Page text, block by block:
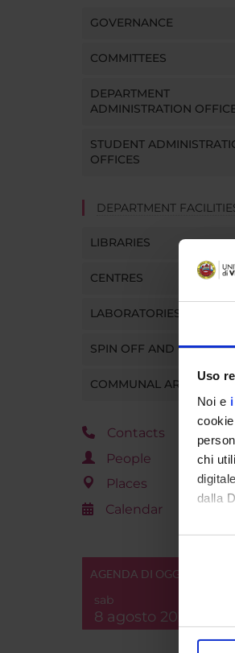
Uso
Noi e
chi
dalla
Con il
consenso
GOVERNANCE
COMMITTEES
DEPARTMENT
ADMINISTRATION
STUDENT
OFFICES
DEPARTMENT
LIBRARIES
CENTRES
LABORATORIES
SPIN OFF AND
COMMUNAL AREA
Contacts
People
Places
Calendar
AGENDA DI OGGI
sab
8 agosto 2026